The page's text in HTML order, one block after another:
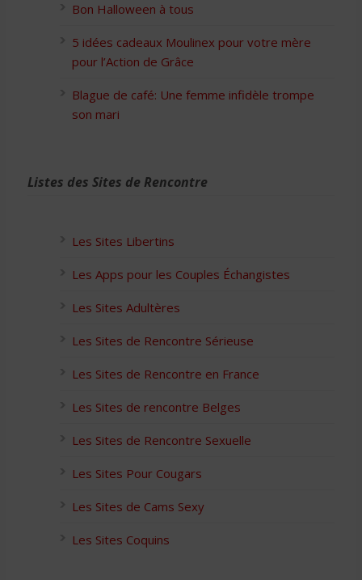
Bon Halloween à tous
5 idées cadeaux Moulinex pour votre mère
pour l’Action de Grâce
Blague de café: Une femme infidèle trompe
son mari
Listes des Sites de Rencontre
Les Sites Libertins
Les Apps pour les Couples Échangistes
Les Sites Adultères
Les Sites de Rencontre Sérieuse
Les Sites de Rencontre en France
Les Sites de rencontre Belges
Les Sites de Rencontre Sexuelle
Les Sites Pour Cougars
Les Sites de Cams Sexy
Les Sites Coquins